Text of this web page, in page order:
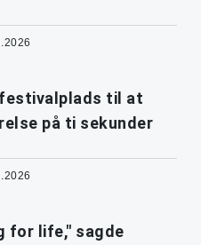
festivalplads til at
på ti sekunder
for life," sagde